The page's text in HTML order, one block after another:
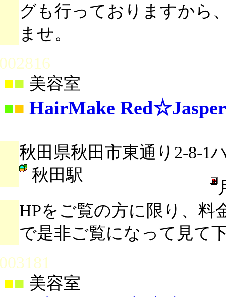
グも行っておりますから
ませ。
■ 美容室
■■ HairMake Red☆Jasper
秋田県秋田市東通り2-8-1
秋田駅
HPをご覧の方に限り、料
で是非ご覧になって見て
■ 美容室